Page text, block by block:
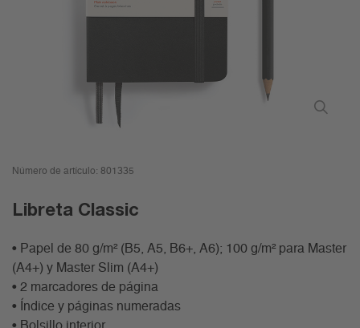
Número de artículo: 801335
Libreta Classic
• Papel de 80 g/m² (B5, A5, B6+, A6); 100 g/m² para Master
(A4+) y Master Slim (A4+)
• 2 marcadores de página
• Índice y páginas numeradas
• Bolsillo interior